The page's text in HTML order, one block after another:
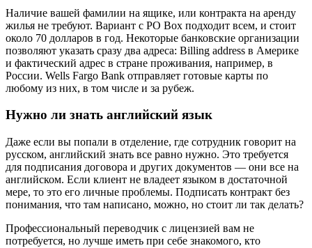
Наличие вашей фамилии на ящике, или контракта на аренду
жилья не требуют. Вариант с PO Box подходит всем, и стоит
около 70 долларов в год. Некоторые банковские организации
позволяют указать сразу два адреса: Billing address в Америке
и фактический адрес в стране проживания, например, в
России. Wells Fargo Bank отправляет готовые карты по
любому из них, в том числе и за рубеж.
Нужно ли знать английский язык
Даже если вы попали в отделение, где сотрудник говорит на
русском, английский знать все равно нужно. Это требуется
для подписания договора и других документов — они все на
английском. Если клиент не владеет языком в достаточной
мере, то это его личные проблемы. Подписать контракт без
понимания, что там написано, можно, но стоит ли так делать?
Профессиональный переводчик с лицензией вам не
потребуется, но лучше иметь при себе знакомого, кто